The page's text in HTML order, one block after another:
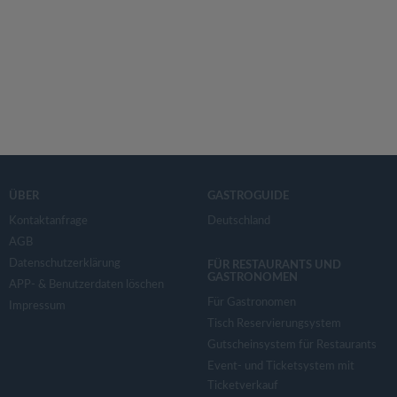
ÜBER
Kontaktanfrage
AGB
Datenschutzerklärung
APP- & Benutzerdaten löschen
Impressum
GASTROGUIDE
Deutschland
FÜR RESTAURANTS UND
GASTRONOMEN
Für Gastronomen
Tisch Reservierungsystem
Gutscheinsystem für Restaurants
Event- und Ticketsystem mit
Ticketverkauf